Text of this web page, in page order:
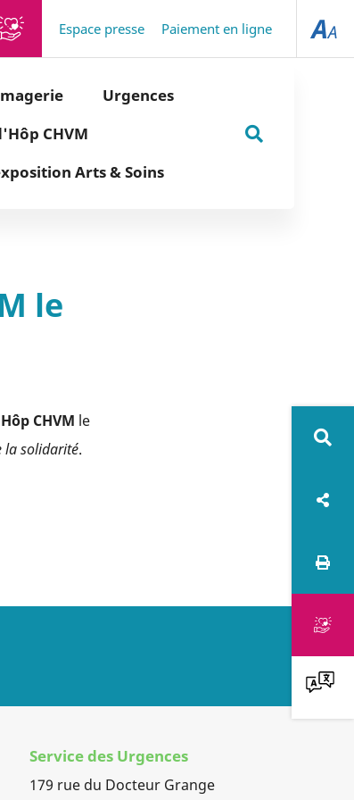
Espace presse Paiement en ligne
Urgences
CHVM
Arts & Soins
sur
site
Faire
don
le
CHVM le
la solidarité.
Service des Urgences
179 rue du Docteur Grange